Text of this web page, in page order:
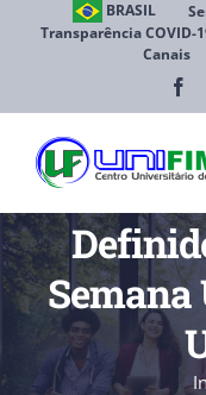
BRASIL
Transparência COVID-
Canais